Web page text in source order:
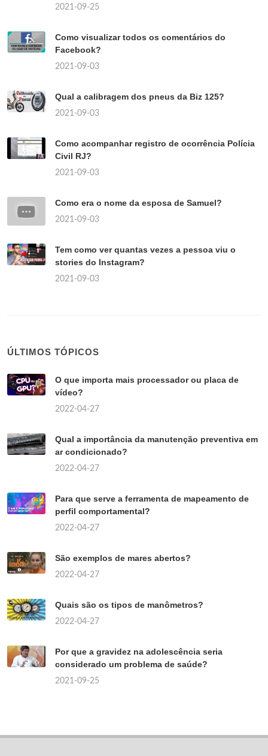
2021-09-25
Como visualizar todos os comentários do
Facebook?
2021-09-03
Qual a calibragem dos pneus da Biz 125?
2021-09-03
Como acompanhar registro de ocorrência Polícia
Civil RJ?
2021-09-03
Como era o nome da esposa de Samuel?
2021-09-03
Tem como ver quantas vezes a pessoa viu o
stories do Instagram?
2021-09-03
ÚLTIMOS TÓPICOS
O que importa mais processador ou placa de
vídeo?
2022-04-27
Qual a importância da manutenção preventiva em
ar condicionado?
2022-04-27
Para que serve a ferramenta de mapeamento de
perfil comportamental?
2022-04-27
São exemplos de mares abertos?
2022-04-27
Quais são os tipos de manômetros?
2022-04-27
Por que a gravidez na adolescência seria
considerado um problema de saúde?
2021-09-25